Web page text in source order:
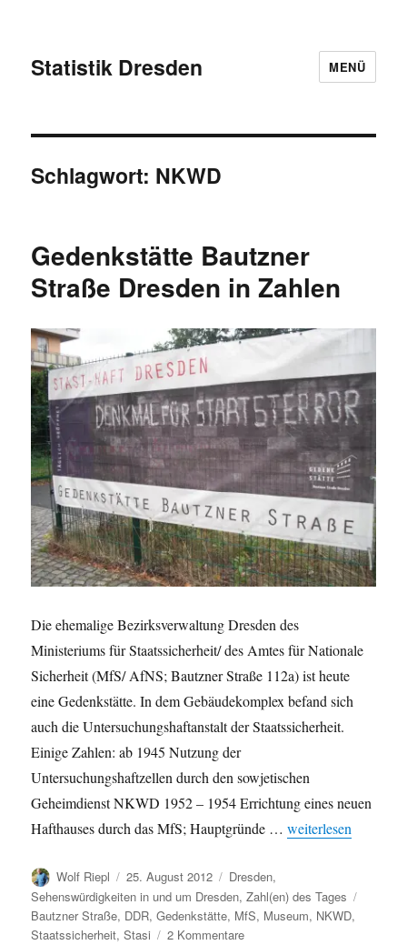
Statistik Dresden MENÜ
Schlagwort: NKWD
Gedenkstätte Bautzner
Straße Dresden in Zahlen
Die ehemalige Bezirksverwaltung Dresden des
Ministeriums für Staatssicherheit/ des Amtes für Nationale
Sicherheit (MfS/ AfNS; Bautzner Straße 112a) ist heute
eine Gedenkstätte. In dem Gebäudekomplex befand sich
auch die Untersuchungshaftanstalt der Staatssicherheit.
Einige Zahlen: ab 1945 Nutzung der
Untersuchungshaftzellen durch den sowjetischen
Geheimdienst NKWD 1952 – 1954 Errichtung eines neuen
Hafthauses durch das MfS; Hauptgründe …„Gedenkstätte
weiterlesen
Autor
Wolf Riepl
Veröffentlicht
am
25. August 2012 Kategorien
Dresden,
Sehenswürdigkeiten in und um Dresden,Zahl(en) des Tages
Bautzner Straße, DDR,Gedenkstätte, MfS, Museum, NKWD,
Staatssicherheit,Stasi 2 Kommentarezu